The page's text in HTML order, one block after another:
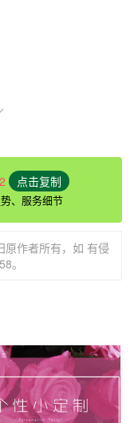
够学会返璞归真，
求婚时，完全可以
并不华丽，也许你
要你的告白能够引
回忆，就一定能够
。
点击复制
、服务细节
原作者所有，如 有侵
。